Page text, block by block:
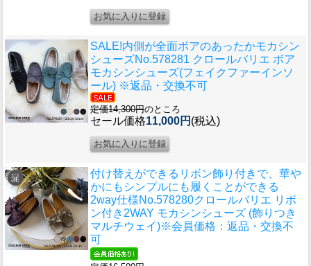
SALE!内側が全面ボアのあったかモカシン
シューズNo.578281 クロールバリエ ボア
モカシンシューズ(フェイクファーインソ
ール) ※返品・交換不可
定価14,300円のところ
セール価格11,000円 (税込)
付け替えができるリボン飾り付きで、華や
かにもシンプルにも履くことができる
2way仕様No.578280クロールバリエ リボ
ン付き2WAY モカシンシューズ (飾りつき
マルチウェイ)※会員価格：返品・交換不
可